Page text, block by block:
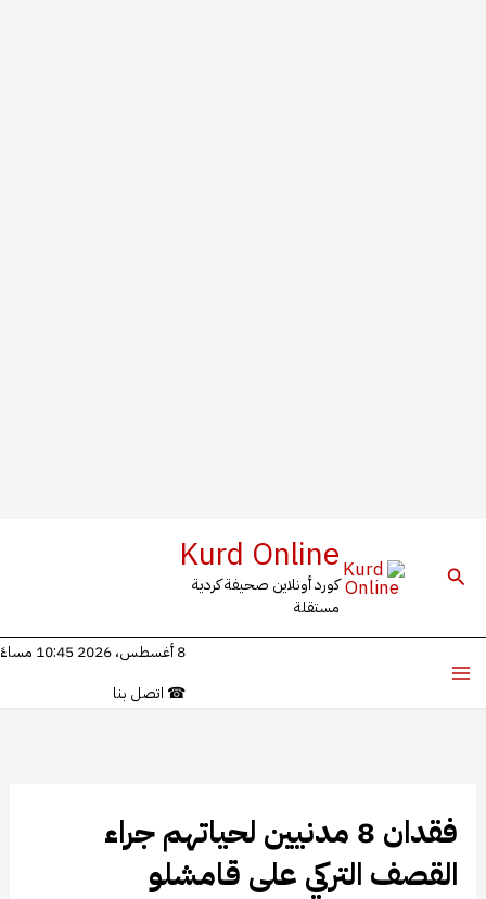
البحث Kurd Online
كورد أونلاين صحيفة كردية
مستقلة
8 أغسطس، 2026 10:45 مساءً
☎ اتصل بنا
فقدان 8 مدنيين لحياتهم جراء
القصف التركي على قامشلو